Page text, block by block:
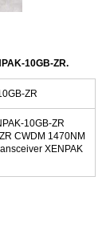
10GB-ZR.
ZR
10GB-ZR
CWDM 1470NM
XENPAK